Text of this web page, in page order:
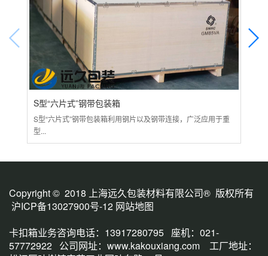
S型“六片式”钢带包装箱
S型“六片式”钢带包装箱利用钢片以及钢带连接，广泛应用于重
型...
Copyright © 2018 上海远久包装材料有限公司® 版权所有
沪ICP备13027900号-12 网站地图
卡扣箱业务咨询电话：13917280795 座机：021-
57772922 公司网址： www.kakouxiang.com 工厂地址：